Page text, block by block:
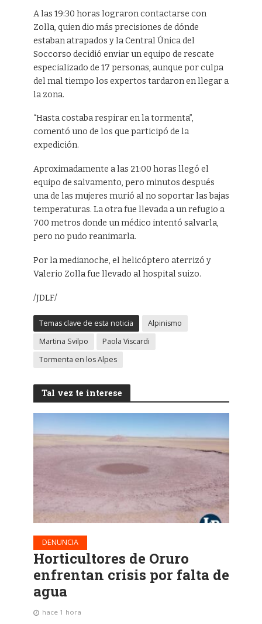
A las 19:30 horas lograron contactarse con
Zolla, quien dio más precisiones de dónde
estaban atrapados y la Central Única del
Soccorso decidió enviar un equipo de rescate
especializado de 17 personas, aunque por culpa
del mal tiempo los expertos tardaron en llegar a
la zona.
“Hasta costaba respirar en la tormenta”,
comentó uno de los que participó de la
expedición.
Aproximadamente a las 21:00 horas llegó el
equipo de salvamento, pero minutos después
una de las mujeres murió al no soportar las bajas
temperaturas. La otra fue llevada a un refugio a
700 metros donde un médico intentó salvarla,
pero no pudo reanimarla.
Por la medianoche, el helicóptero aterrizó y
Valerio Zolla fue llevado al hospital suizo.
/JDLF/
Temas clave de esta noticia
Alpinismo
Martina Svilpo
Paola Viscardi
Tormenta en los Alpes
Tal vez te interese
DENUNCIA
Horticultores de Oruro
enfrentan crisis por falta de
agua
hace 1 hora